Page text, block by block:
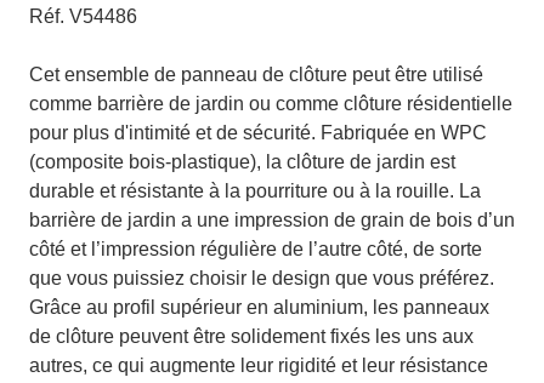
Réf. V54486
Cet ensemble de panneau de clôture peut être utilisé
comme barrière de jardin ou comme clôture résidentielle
pour plus d'intimité et de sécurité. Fabriquée en WPC
(composite bois-plastique), la clôture de jardin est
durable et résistante à la pourriture ou à la rouille. La
barrière de jardin a une impression de grain de bois d’un
côté et l’impression régulière de l’autre côté, de sorte
que vous puissiez choisir le design que vous préférez.
Grâce au profil supérieur en aluminium, les panneaux
de clôture peuvent être solidement fixés les uns aux
autres, ce qui augmente leur rigidité et leur résistance